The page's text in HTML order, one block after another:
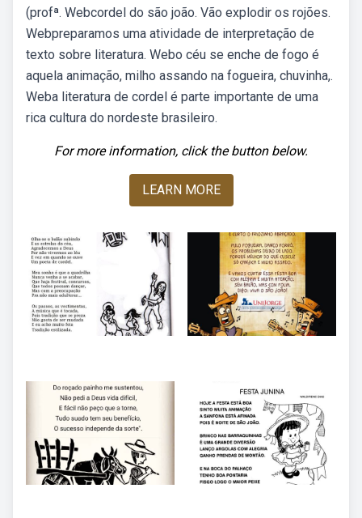
(profª. Webcordel do são joão. Vão explodir os rojões.
Webpreparamos uma atividade de interpretação de
texto sobre literatura. Webo céu se enche de fogo é
aquela animação, milho assando na fogueira, chuvinha,.
Weba literatura de cordel é parte importante de uma
rica cultura do nordeste brasileiro.
For more information, click the button below.
LEARN MORE